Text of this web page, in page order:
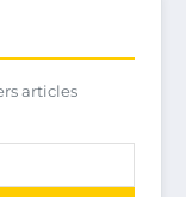
articles